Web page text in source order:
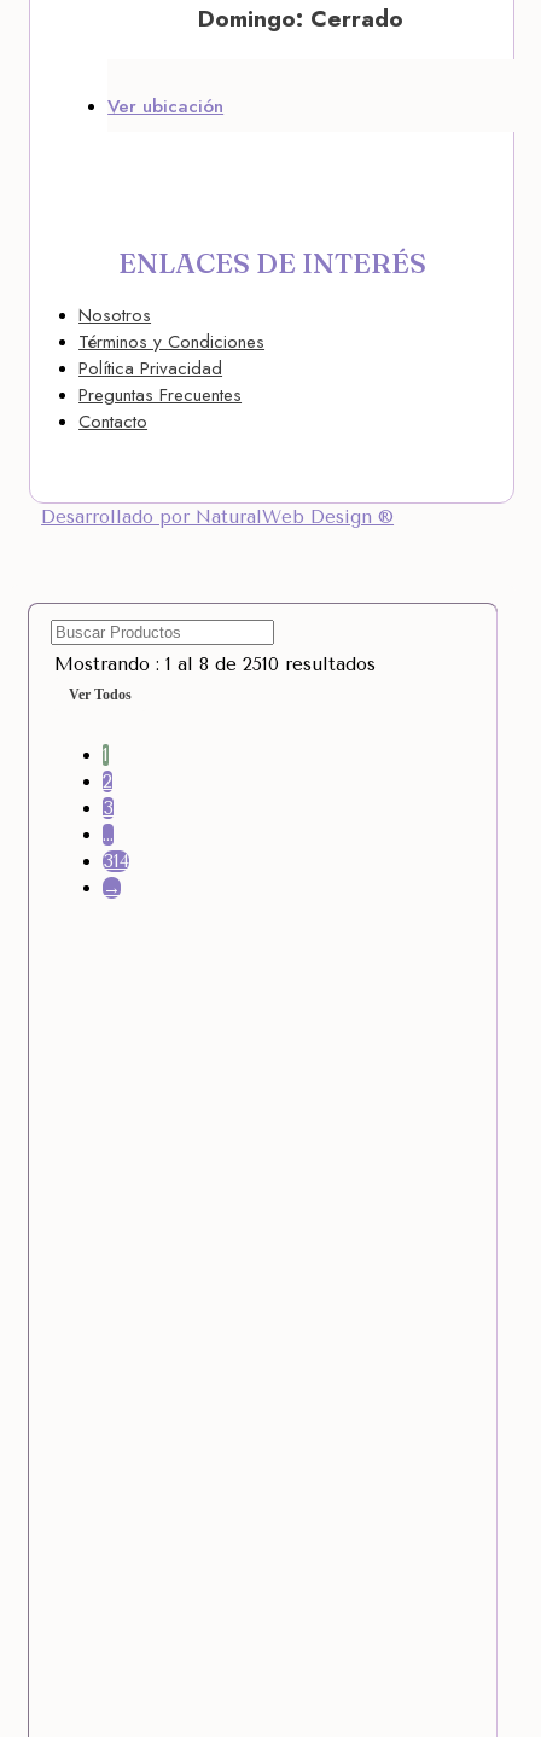
Domingo: Cerrado
Ver ubicación
ENLACES DE INTERÉS
Nosotros
Términos y Condiciones
Política Privacidad
Preguntas Frecuentes
Contacto
Desarrollado por NaturalWeb Design ®
Mostrando : 1 al 8 de 2510 resultados
Ver Todos
1
2
3
…
314
→